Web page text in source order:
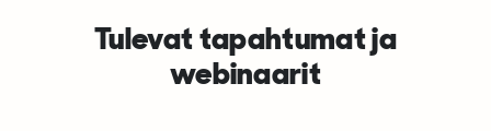
Tulevat tapahtumat ja
webinaarit